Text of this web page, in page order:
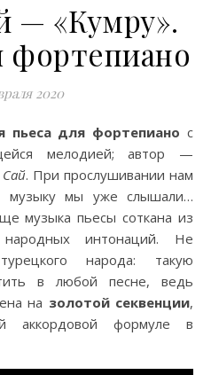
— «Кумру».
фортепиано
2020
пьеса для фортепиано с
мелодией; автор —
. При прослушивании нам
музыку мы уже слышали…
музыка пьесы соткана из
народных интонаций. Не
народа: такую
в любой песне, ведь
на золотой секвенции,
аккордовой формуле в